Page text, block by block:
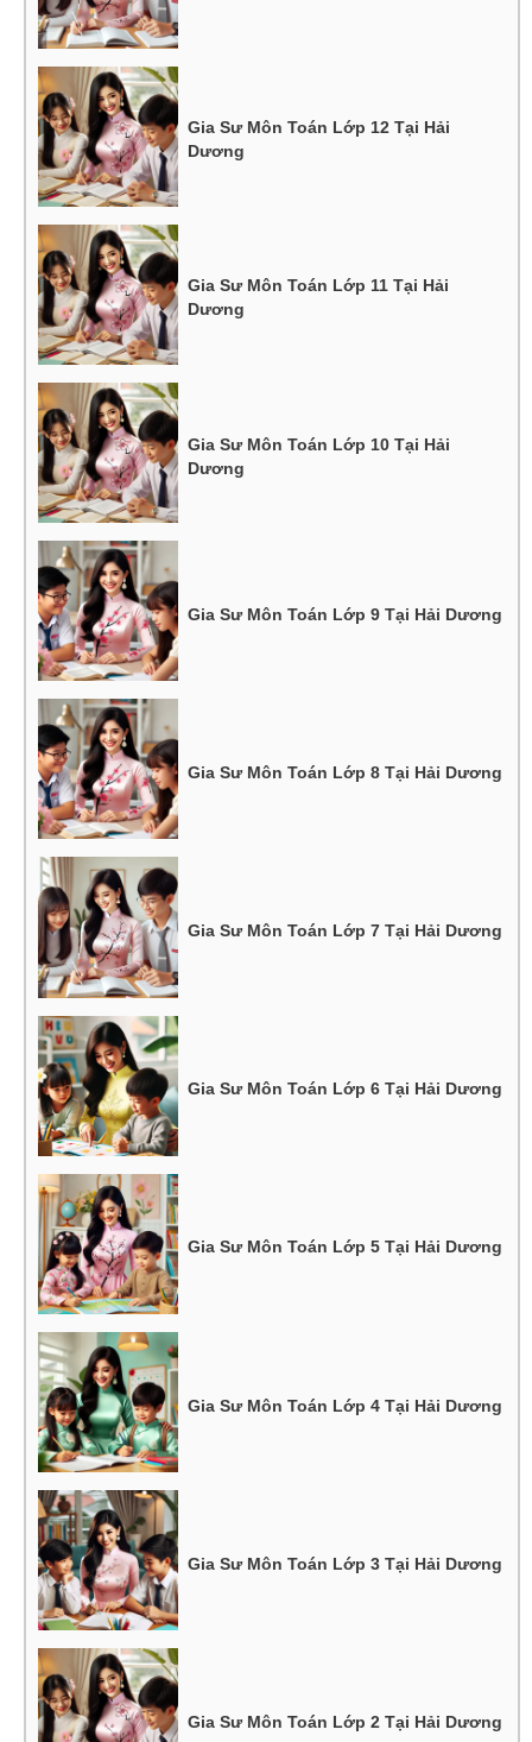
Gia Sư Môn Toán Lớp 12 Tại Hải
Dương
Gia Sư Môn Toán Lớp 11 Tại Hải
Dương
Gia Sư Môn Toán Lớp 10 Tại Hải
Dương
Gia Sư Môn Toán Lớp 9 Tại Hải Dương
Gia Sư Môn Toán Lớp 8 Tại Hải Dương
Gia Sư Môn Toán Lớp 7 Tại Hải Dương
Gia Sư Môn Toán Lớp 6 Tại Hải Dương
Gia Sư Môn Toán Lớp 5 Tại Hải Dương
Gia Sư Môn Toán Lớp 4 Tại Hải Dương
Gia Sư Môn Toán Lớp 3 Tại Hải Dương
Gia Sư Môn Toán Lớp 2 Tại Hải Dương